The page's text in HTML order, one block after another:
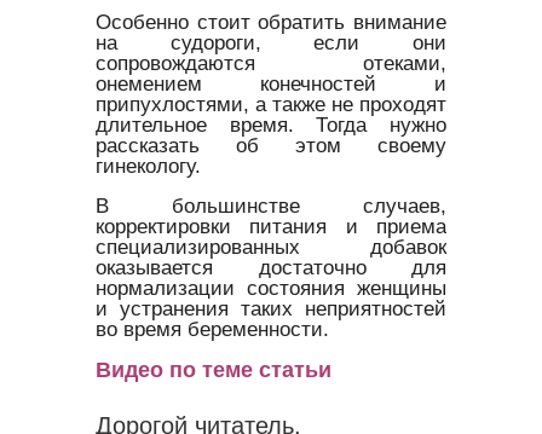
Особенно стоит обратить внимание
на судороги, если они
сопровождаются отеками,
онемением конечностей и
припухлостями, а также не проходят
длительное время. Тогда нужно
рассказать об этом своему
гинекологу.
В большинстве случаев,
корректировки питания и приема
специализированных добавок
оказывается достаточно для
нормализации состояния женщины
и устранения таких неприятностей
во время беременности.
Видео по теме статьи
Дорогой читатель,